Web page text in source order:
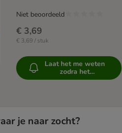
€ 3,69
€ 3,69 / stuk
Niet beoordeeld
Laat het me weten
zodra het
beschikbaar is
je naar zocht?